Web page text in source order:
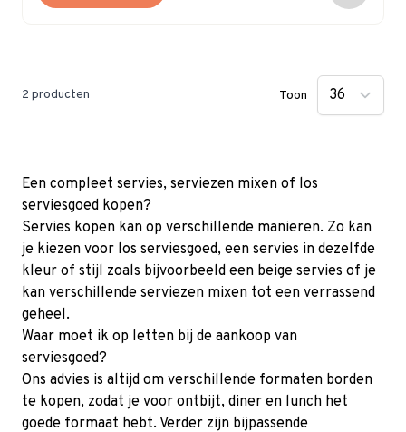
2 producten Toon
Een compleet servies, serviezen mixen of los
serviesgoed kopen?
Servies kopen kan op verschillende manieren. Zo kan
je kiezen voor los serviesgoed, een servies in dezelfde
kleur of stijl zoals bijvoorbeeld een beige servies of je
kan verschillende serviezen mixen tot een verrassend
geheel.
Waar moet ik op letten bij de aankoop van
serviesgoed?
Ons advies is altijd om verschillende formaten borden
te kopen, zodat je voor ontbijt, diner en lunch het
goede formaat hebt. Verder zijn bijpassende